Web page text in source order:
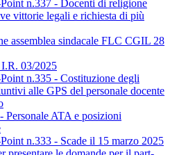
n.337 - Docenti di religione
vittorie legali e richiesta di più
assemblea sindacale FLC CGIL 28
03/2025
n.335 - Costituzione degli
alle GPS del personale docente
ATA e posizioni
n.333 - Scade il 15 marzo 2025